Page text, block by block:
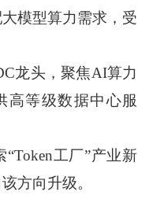
模型算力需求，受
头，聚焦AI算力
高等级数据中心服
工厂”产业新
方向升级。